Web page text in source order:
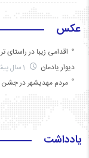
عکس
اقدامی زیبا در
دیوار یادمان
مردم مهدیشهر در جشن ۴۵ سالگیِ انقلاب
یادداشت